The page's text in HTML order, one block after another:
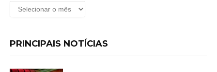
Arquivos
PRINCIPAIS NOTÍCIAS